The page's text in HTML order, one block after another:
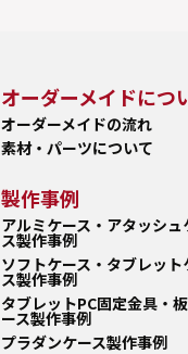
オーダーメイドにつ
オーダーメイドの流れ
素材・パーツについて
製作事例
アルミケース・アタッシュ
ス製作事例
ソフトケース・タブレット
ス製作事例
タブレットPC固定金具・
ース製作事例
プラダンケース製作事例